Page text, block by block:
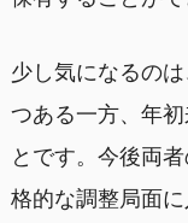
少し気になるの
つある一方、年
とです。今後両
格的な調整局面に